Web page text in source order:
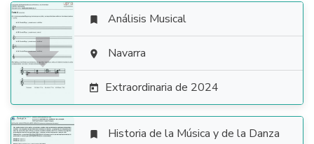

 Análisis Musical
 Navarra
 Extraordinaria de 2024
 Historia de la Música y de la Danza